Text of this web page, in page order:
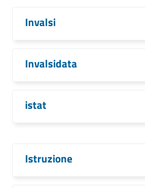
Invalsi
Invalsidata
istat
Istruzione